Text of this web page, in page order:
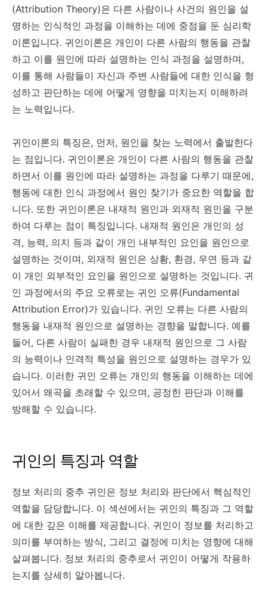
(Attribution Theory)은 다른 사람이나 사건의 원인을 설
명하는 인식적인 과정을 이해하는 데에 중점을 둔 심리학
이론입니다. 귀인이론은 개인이 다른 사람의 행동을 관찰
하고 이를 원인에 따라 설명하는 인식 과정을 설명하며,
이를 통해 사람들이 자신과 주변 사람들에 대한 인식을 형
성하고 판단하는 데에 어떻게 영향을 미치는지 이해하려
는 노력입니다.
귀인이론의 특징은, 먼저, 원인을 찾는 노력에서 출발한다
는 점입니다. 귀인이론은 개인이 다른 사람의 행동을 관찰
하면서 이를 원인에 따라 설명하는 과정을 다루기 때문에,
행동에 대한 인식 과정에서 원인 찾기가 중요한 역할을 합
니다. 또한 귀인이론은 내재적 원인과 외재적 원인을 구분
하여 다루는 점이 특징입니다. 내재적 원인은 개인의 성
격, 능력, 의지 등과 같이 개인 내부적인 요인을 원인으로
설명하는 것이며, 외재적 원인은 상황, 환경, 우연 등과 같
이 개인 외부적인 요인을 원인으로 설명하는 것입니다. 귀
인 과정에서의 주요 오류로는 귀인 오류(Fundamental
Attribution Error)가 있습니다. 귀인 오류는 다른 사람의
행동을 내재적 원인으로 설명하는 경향을 말합니다. 예를
들어, 다른 사람이 실패한 경우 내재적 원인으로 그 사람
의 능력이나 인격적 특성을 원인으로 설명하는 경우가 있
습니다. 이러한 귀인 오류는 개인의 행동을 이해하는 데에
있어서 왜곡을 초래할 수 있으며, 공정한 판단과 이해를
방해할 수 있습니다.
귀인의 특징과 역할
정보 처리의 중추 귀인은 정보 처리와 판단에서 핵심적인
역할을 담당합니다. 이 섹션에서는 귀인의 특징과 그 역할
에 대한 깊은 이해를 제공합니다. 귀인이 정보를 처리하고
의미를 부여하는 방식, 그리고 결정에 미치는 영향에 대해
살펴봅니다. 정보 처리의 중추로서 귀인이 어떻게 작용하
는지를 상세히 알아봅니다.